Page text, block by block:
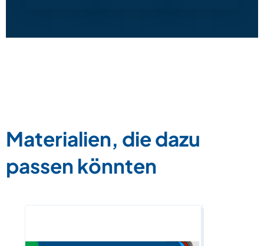
Materialien, die dazu
passen könnten